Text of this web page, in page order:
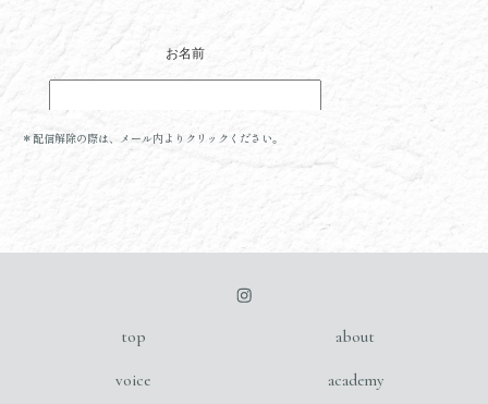
＊配信解除の際は、メール内よりクリックください。
top about
voice academy